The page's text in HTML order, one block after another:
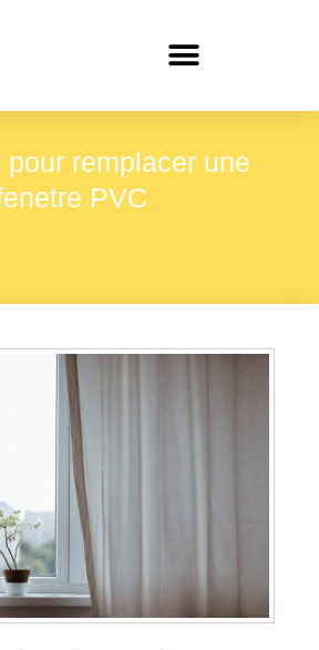
pour remplacer une
PVC